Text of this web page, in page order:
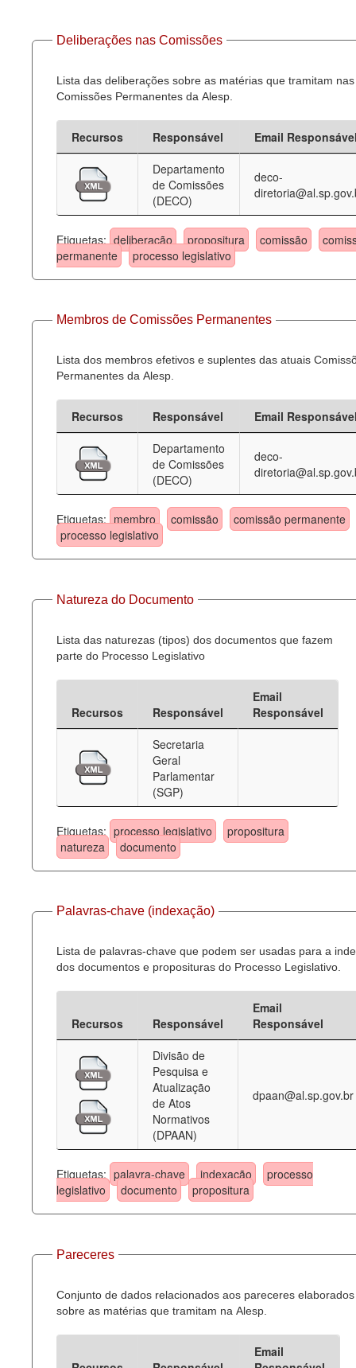
Deliberações nas Comissões
Lista das deliberações sobre as matérias que tramitam nas
Comissões Permanentes da Alesp.
Recursos Responsável
Email
Departamento
de Comissões
(DECO)
deco-
Etiquetas: deliberação propositura comissão
permanente
processo legislativo
Membros de Comissões Permanentes
Lista dos membros efetivos e suplentes das atuais
Permanentes da Alesp.
Recursos Responsável
Email
Departamento
de Comissões
(DECO)
deco-
Etiquetas: membro comissão
comissão permanente
processo legislativo
Natureza do Documento
Lista das naturezas (tipos) dos documentos que fazem
parte do Processo Legislativo
Recursos Responsável
Email
Responsável
Secretaria
Geral
Parlamentar
(SGP)
Etiquetas: processo legislativo
propositura
natureza
documento
Palavras-chave (indexação)
Lista de palavras-chave que podem ser usadas para a
dos documentos e proposituras do Processo Legislativo.
Recursos Responsável
Email
Responsável
Divisão de
Pesquisa e
Atualização
de Atos
Normativos
(DPAAN)
dpaan@al.sp.gov.br
Etiquetas: palavra-chave indexação
processo
legislativo
documento propositura
Pareceres
Conjunto de dados relacionados aos pareceres elaborados
sobre as matérias que tramitam na Alesp.
Email